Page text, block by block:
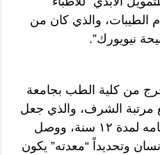
الطيبات، والذي كان من
نيويورك”.
من كلية الطب بجامعة
مرتبة الشرف، والذي جعل
من نفسه معملاً تجريبيّاً لنظامه لمدة ١٢ سنة، ووصل
وتحديداً “معدته” يكون